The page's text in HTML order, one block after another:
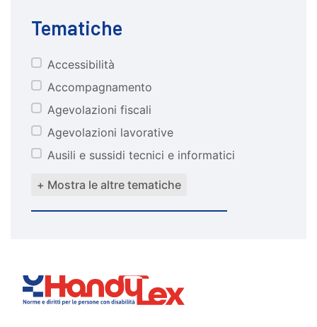
Tematiche
tematiche
Accessibilità
Accompagnamento
Agevolazioni fiscali
Agevolazioni lavorative
Ausili e sussidi tecnici e informatici
+ Mostra le altre tematiche